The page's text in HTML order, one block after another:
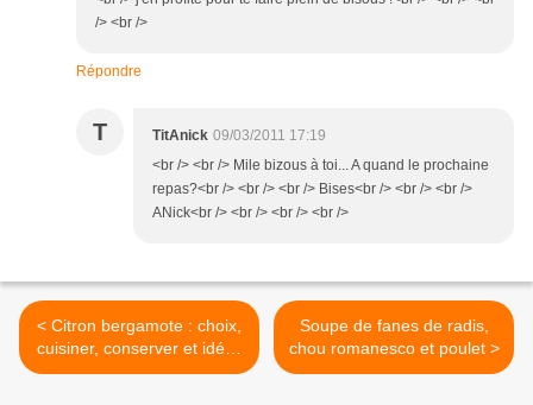
/> <br />
Répondre
T TitAnick 09/03/2011 17:19
<br /> <br /> Mile bizous à toi... A quand le prochaine
repas?<br /> <br /> <br /> Bises<br /> <br /> <br />
ANick<br /> <br /> <br /> <br />
< Citron bergamote : choix,
cuisiner, conserver et idées
recettes
Soupe de fanes de radis,
chou romanesco et poulet >